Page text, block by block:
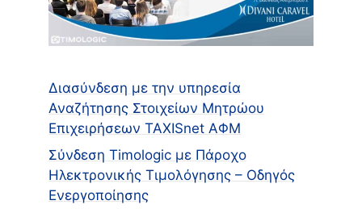
Διασύνδεση με την υπηρεσία
Αναζήτησης Στοιχείων Μητρώου
Επιχειρήσεων TAXISnet ΑΦΜ
Σύνδεση Timologic με Πάροχο
Ηλεκτρονικής Τιμολόγησης – Οδηγός
Ενεργοποίησης